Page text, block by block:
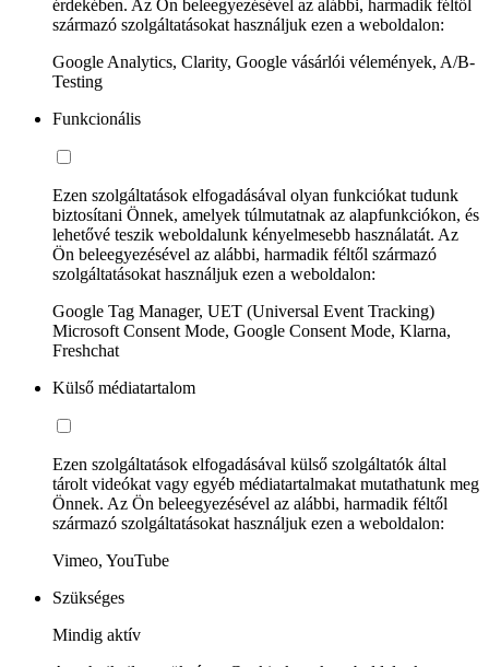
érdekében. Az Ön beleegyezésével az alábbi, harmadik féltől
származó szolgáltatásokat használjuk ezen a weboldalon:
Google Analytics, Clarity, Google vásárlói vélemények, A/B-
Testing
Funkcionális
Ezen szolgáltatások elfogadásával olyan funkciókat tudunk
biztosítani Önnek, amelyek túlmutatnak az alapfunkciókon, és
lehetővé teszik weboldalunk kényelmesebb használatát. Az
Ön beleegyezésével az alábbi, harmadik féltől származó
szolgáltatásokat használjuk ezen a weboldalon:
Google Tag Manager, UET (Universal Event Tracking)
Microsoft Consent Mode, Google Consent Mode, Klarna,
Freshchat
Külső médiatartalom
Ezen szolgáltatások elfogadásával külső szolgáltatók által
tárolt videókat vagy egyéb médiatartalmakat mutathatunk meg
Önnek. Az Ön beleegyezésével az alábbi, harmadik féltől
származó szolgáltatásokat használjuk ezen a weboldalon:
Vimeo, YouTube
Szükséges
Mindig aktív